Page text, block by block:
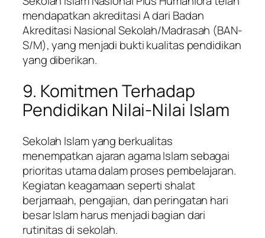
mendapatkan akreditasi A dari Badan
Akreditasi Nasional Sekolah/Madrasah (BAN-
S/M), yang menjadi bukti kualitas pendidikan
yang diberikan.
9. Komitmen Terhadap
Pendidikan Nilai-Nilai Islam
Sekolah Islam yang berkualitas
menempatkan ajaran agama Islam sebagai
prioritas utama dalam proses pembelajaran.
Kegiatan keagamaan seperti shalat
berjamaah, pengajian, dan peringatan hari
besar Islam harus menjadi bagian dari
rutinitas di sekolah.